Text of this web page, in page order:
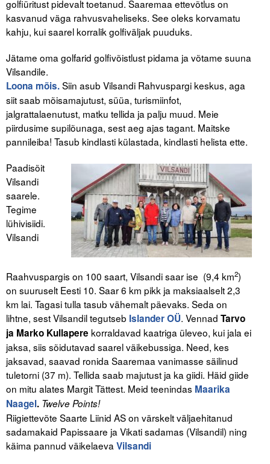
golfiüritust pidevalt toetanud. Saaremaa ettevõtlus on
kasvanud väga rahvusvaheliseks. See oleks korvamatu
kahju, kui saarel korralik golfiväljak puuduks.
Jätame oma golfarid golfivõistlust pidama ja võtame suuna
Vilsandile.
Loona mõis.Siin asub Vilsandi Rahvuspargi keskus, aga
siit saab mõisamajutust, süüa, turismiinfot,
jalgrattalaenutust, matku tellida ja palju muud. Meie
piirdusime supilõunaga, sest aeg ajas tagant. Maitske
pannileiba! Tasub kindlasti külastada, kindlasti helista ette.
Paadisõit
Vilsandi
saarele.
Tegime
lühivisiidi.
Vilsandi
Raahvuspargis on 100 saart, Vilsandi saar ise (9,4 km2)
on suuruselt Eesti 10. Saar 6 km pikk ja maksiaalselt 2,3
km lai. Tagasi tulla tasub vähemalt päevaks. Seda on
lihtne, sest Vilsandil tegutseb Islander OÜ. Vennad Tarvo
ja Marko Kullapere korraldavad kaatriga üleveo, kui jala ei
jaksa, siis sõidutavad saarel väikebussiga. Need, kes
jaksavad, saavad ronida Saaremaa vanimasse säilinud
tuletorni (37 m). Tellida saab majutust ja ka giidi. Häid giide
on mitu alates Margit Tättest. Meid teenindas Maarika
Naagel. Twelve Points!
Riigiettevõte Saarte Liinid AS on värskelt väljaehitanud
sadamakaid Papissaare ja Vikati sadamas (Vilsandil) ning
käima pannud väikelaeva Vilsandi